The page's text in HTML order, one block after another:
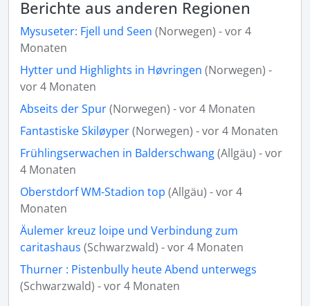
Berichte aus anderen Regionen
Mysuseter: Fjell und Seen (Norwegen) - vor 4
Monaten
Hytter und Highlights in Høvringen (Norwegen) -
vor 4 Monaten
Abseits der Spur(Norwegen) - vor 4 Monaten
Fantastiske Skiløyper(Norwegen) - vor 4 Monaten
Frühlingserwachen in Balderschwang(Allgäu) - vor
4 Monaten
Oberstdorf WM-Stadion top (Allgäu) - vor 4
Monaten
Äulemer kreuz loipe und Verbindung zum
caritashaus (Schwarzwald) - vor 4 Monaten
Thurner : Pistenbully heute Abend unterwegs
(Schwarzwald) - vor 4 Monaten